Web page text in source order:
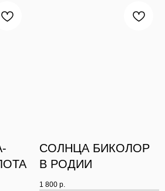
СОЛНЦА БИКОЛОР
В РОДИИ
1 800 р.